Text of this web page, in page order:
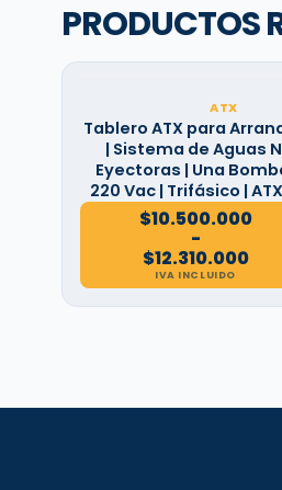
PRODUCTOS
ATX
Tablero ATX para
| Sistema de Aguas
Eyectoras | Una
220 Vac | Trifásico |
$10.500.000
-
$12.310.000
Rango
de
precios:
desde
IVA INCLUIDO